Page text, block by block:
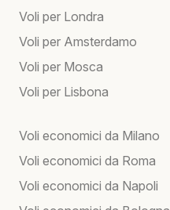
Voli per Londra
Voli per Amsterdamo
Voli per Mosca
Voli per Lisbona
Voli economici da Milano
Voli economici da Roma
Voli economici da Napoli